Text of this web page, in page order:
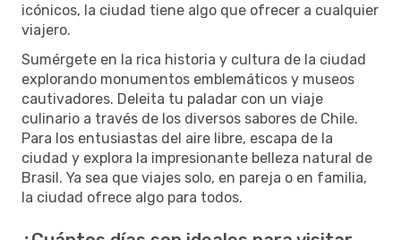
icónicos, la ciudad tiene algo que ofrecer a cualquier
viajero.
Sumérgete en la rica historia y cultura de la ciudad
explorando monumentos emblemáticos y museos
cautivadores. Deleita tu paladar con un viaje
culinario a través de los diversos sabores de Chile.
Para los entusiastas del aire libre, escapa de la
ciudad y explora la impresionante belleza natural de
Brasil. Ya sea que viajes solo, en pareja o en familia,
la ciudad ofrece algo para todos.